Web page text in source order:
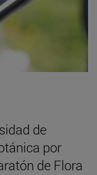
de
por
de Flora